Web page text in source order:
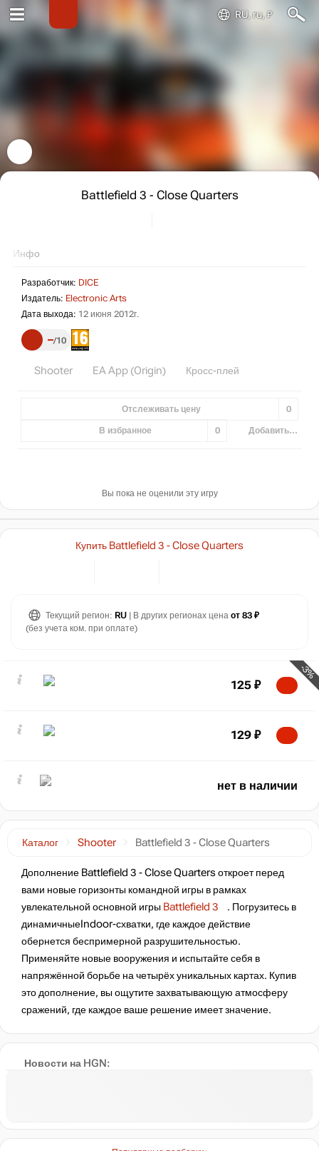
RU, ru, ₽
Battlefield 3 - Close Quarters
Инфо
Разработчик: DICE
Издатель: Electronic Arts
Дата выхода: 12 июня 2012г.
– 10
Shooter EA App (Origin) Кросс-плей
Отслеживать цену 0
В избранное 0 Добавить...
Вы пока не оценили эту игру
Новости на HGN:
Каталог Shooter Battlefield 3 - Close Quarters
Дополнение Battlefield 3 - Close Quarters откроет перед
вами новые горизонты командной игры в рамках
увлекательной основной игры Battlefield 3
. Погрузитесь в
динамичныеIndoor-схватки, где каждое действие
обернется беспримерной разрушительностью.
Применяйте новые вооружения и испытайте себя в
напряжённой борьбе на четырёх уникальных картах. Купив
это дополнение, вы ощутите захватывающую атмосферу
сражений, где каждое ваше решение имеет значение.
Купить Battlefield 3 - Close Quarters
Текущий регион: RU | В других регионах цена от 83 ₽
(без учета ком. при оплате)
-3%
125 ₽
129 ₽
нет в наличии